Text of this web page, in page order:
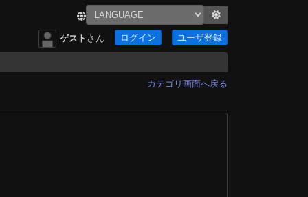
ゲスト さん ログイン ユーザ登録
カテゴリ画面へ戻る